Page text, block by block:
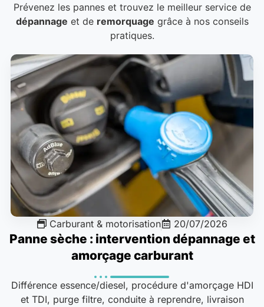
Prévenez les pannes et trouvez le meilleur service de
dépannage et de remorquage grâce à nos conseils
pratiques.
Carburant & motorisation 20/07/2026
Panne sèche : intervention dépannage et
amorçage carburant
Différence essence/diesel, procédure d'amorçage HDI
et TDI, purge filtre, conduite à reprendre, livraison